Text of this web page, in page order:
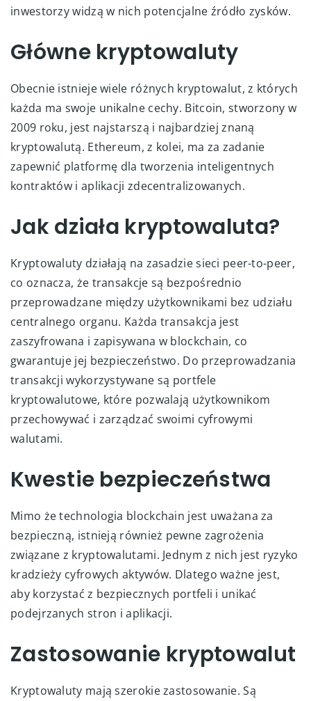
inwestorzy widzą w nich potencjalne źródło zysków.
Główne kryptowaluty
Obecnie istnieje wiele różnych kryptowalut, z których
każda ma swoje unikalne cechy. Bitcoin, stworzony w
2009 roku, jest najstarszą i najbardziej znaną
kryptowalutą. Ethereum, z kolei, ma za zadanie
zapewnić platformę dla tworzenia inteligentnych
kontraktów i aplikacji zdecentralizowanych.
Jak działa kryptowaluta?
Kryptowaluty działają na zasadzie sieci peer-to-peer,
co oznacza, że transakcje są bezpośrednio
przeprowadzane między użytkownikami bez udziału
centralnego organu. Każda transakcja jest
zaszyfrowana i zapisywana w blockchain, co
gwarantuje jej bezpieczeństwo. Do przeprowadzania
transakcji wykorzystywane są portfele
kryptowalutowe, które pozwalają użytkownikom
przechowywać i zarządzać swoimi cyfrowymi
walutami.
Kwestie bezpieczeństwa
Mimo że technologia blockchain jest uważana za
bezpieczną, istnieją również pewne zagrożenia
związane z kryptowalutami. Jednym z nich jest ryzyko
kradzieży cyfrowych aktywów. Dlatego ważne jest,
aby korzystać z bezpiecznych portfeli i unikać
podejrzanych stron i aplikacji.
Zastosowanie kryptowalut
Kryptowaluty mają szerokie zastosowanie. Są